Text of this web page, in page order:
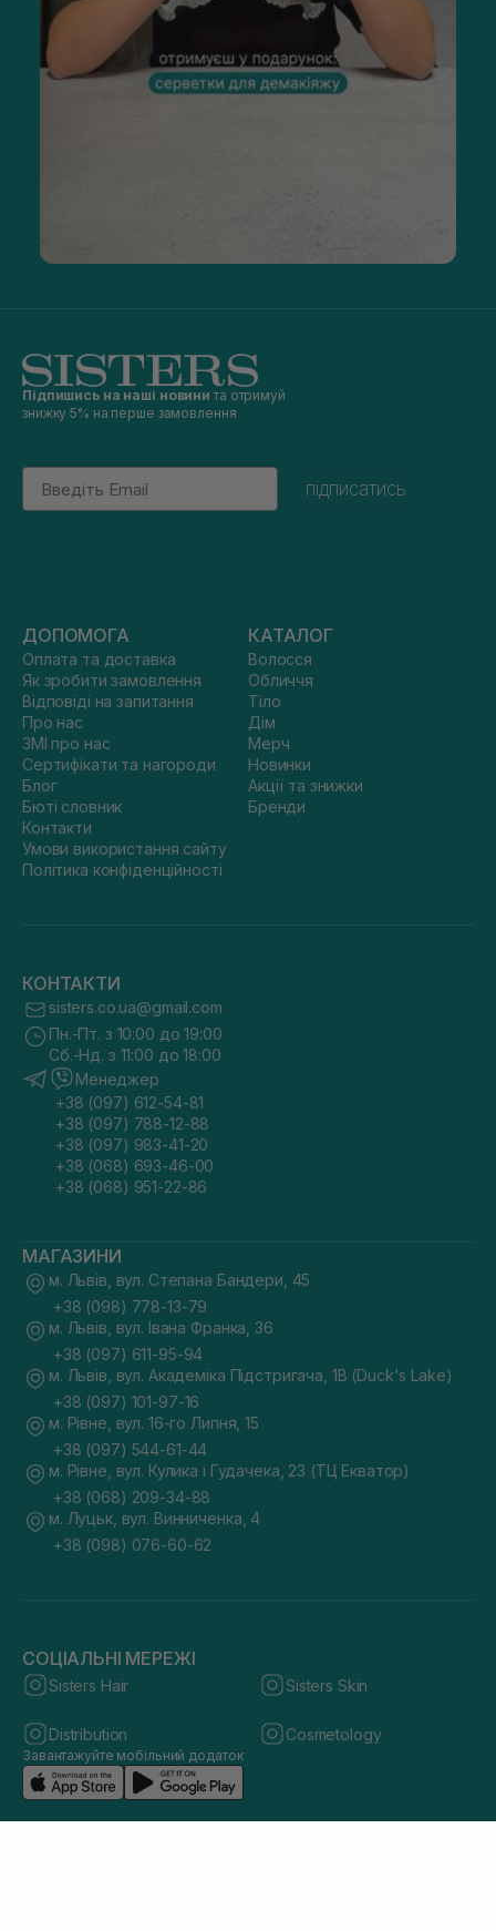
Підпишись на наші новини та отримуй
знижку 5% на перше замовлення
Email
підписатись
ДОПОМОГА
Оплата та доставка
Як зробити замовлення
Відповіді на запитання
Про нас
ЗМІ про нас
Сертифікати та нагороди
Блог
Бюті словник
Контакти
Умови використання сайту
Політика конфіденційності
КАТАЛОГ
Волосся
Обличчя
Тіло
Дім
Мерч
Новинки
Акції та знижки
Бренди
КОНТАКТИ
sisters.co.ua@gmail.com
Пн.-Пт. з 10:00 до 19:00
Сб.-Нд. з 11:00 до 18:00
Менеджер
+38 (097) 612-54-81
+38 (097) 788-12-88
+38 (097) 983-41-20
+38 (068) 693-46-00
+38 (068) 951-22-86
МАГАЗИНИ
м. Львів, вул. Степана Бандери, 45
+38 (098) 778-13-79
м. Львів, вул. Івана Франка, 36
+38 (097) 611-95-94
м. Львів, вул. Академіка Підстригача, 1В (Duck's Lake)
+38 (097) 101-97-16
м. Рівне, вул. 16-го Липня, 15
+38 (097) 544-61-44
м. Рівне, вул. Кулика і Гудачека, 23 (ТЦ Екватор)
+38 (068) 209-34-88
м. Луцьк, вул. Винниченка, 4
+38 (098) 076-60-62
СОЦІАЛЬНІ МЕРЕЖІ
Sisters Hair Sisters Skin
Distribution Cosmetology
Завантажуйте мобільний додаток